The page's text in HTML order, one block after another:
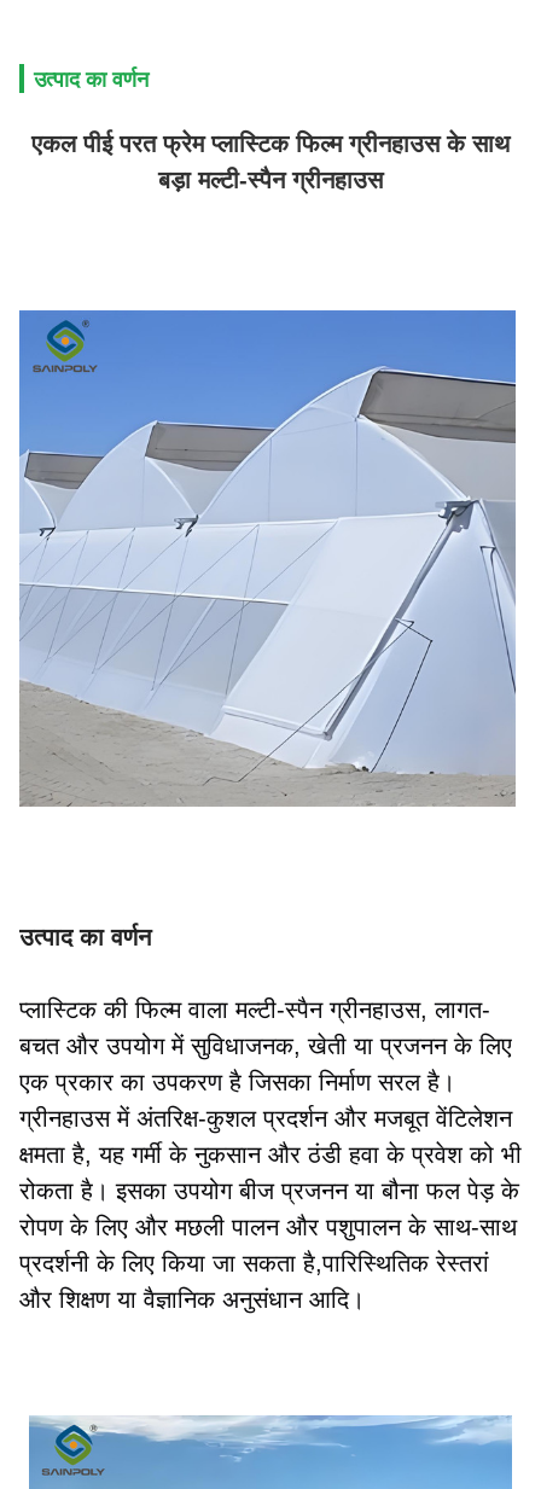
उत्पाद का वर्णन
एकल पीई परत फ्रेम प्लास्टिक फिल्म ग्रीनहाउस के साथ
बड़ा मल्टी-स्पैन ग्रीनहाउस
उत्पाद का वर्णन
प्लास्टिक की फिल्म वाला मल्टी-स्पैन ग्रीनहाउस, लागत-
बचत और उपयोग में सुविधाजनक, खेती या प्रजनन के लिए
एक प्रकार का उपकरण है जिसका निर्माण सरल है।
ग्रीनहाउस में अंतरिक्ष-कुशल प्रदर्शन और मजबूत वेंटिलेशन
क्षमता है, यह गर्मी के नुकसान और ठंडी हवा के प्रवेश को भी
रोकता है। इसका उपयोग बीज प्रजनन या बौना फल पेड़ के
रोपण के लिए और मछली पालन और पशुपालन के साथ-साथ
प्रदर्शनी के लिए किया जा सकता है,पारिस्थितिक रेस्तरां
और शिक्षण या वैज्ञानिक अनुसंधान आदि।